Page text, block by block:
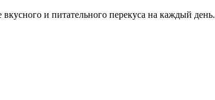
и питательного перекуса на каждый день.